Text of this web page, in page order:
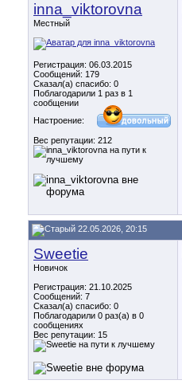
inna_viktorovna
Местный
Регистрация: 06.03.2015
Сообщений: 179
Сказал(а) спасибо: 0
Поблагодарили 1 раз в 1
сообщении
Настроение:
Вес репутации: 212
22.05.2026, 20:15
Sweetie
Новичок
Регистрация: 21.10.2025
Сообщений: 7
Сказал(а) спасибо: 0
Поблагодарили 0 раз(а) в 0
сообщениях
Вес репутации: 15